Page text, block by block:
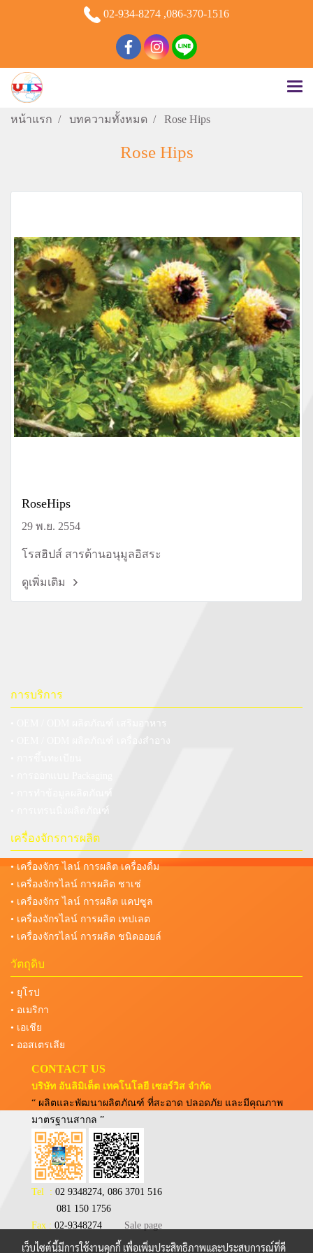
02-934-8274 ,086-370-1516
หน้าแรก บทความทั้งหมด Rose Hips
Rose Hips
RoseHips
29 พ.ย. 2554
โรสฮิปส์ สารต้านอนุมูลอิสระ
ดูเพิ่มเติม
การบริการ
• OEM / ODM ผลิตภัณฑ์ เสริมอาหาร
• OEM / ODM ผลิตภัณฑ์ เครื่องสำอาง
• การเทรนนิ่งผลิตภัณฑ์
เครื่องจักรการผลิต
• เครื่องจักร ไลน์ การผลิต เครื่องดื่ม
• เครื่องจักรไลน์ การผลิต ชาเช่
• เครื่องจักร ไลน์ การผลิต แคปซูล
• เครื่องจักรไลน์ การผลิต เทปเลต
• เครื่องจักรไลน์ การผลิต ชนิดออยล์
วัตถุดิบ
• ยุโรป
• อเมริกา
• เอเชีย
• ออสเตรเลีย
CONTACT US
บริษัท อันลิมิเต็ต เทคโนโลยี เซอร์วิส จำกัด
“ ผลิตและพัฒนาผลิตภัณฑ์ ที่สะอาด ปลอดภัย และมีคุณภาพ
มาตรฐานสากล ”
Tel : 02 9348274, 086 3701 516
081 150 1756
Fax : 02-9348274 Sale page
เว็บไซต์นี้มีการใช้งานคุกกี้ เพื่อเพิ่มประสิทธิภาพและประสบการณ์ที่ดี